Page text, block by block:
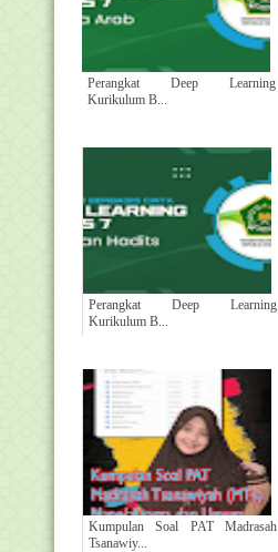
Perangkat Deep Learning
Kurikulum B...
Perangkat Deep Learning
Kurikulum B...
Kumpulan Soal PAT Madrasah
Tsanawiy...